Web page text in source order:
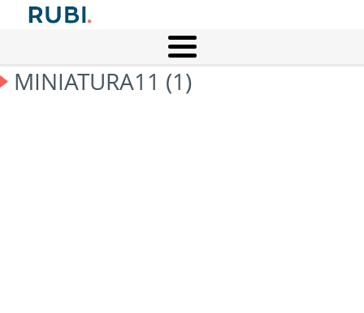
MINIATURA11 (1)